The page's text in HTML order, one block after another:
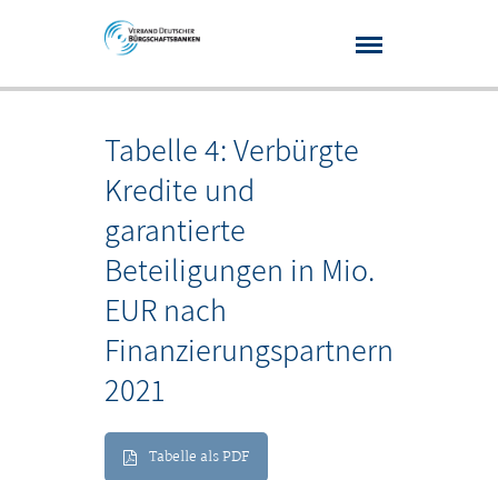
Tabelle 4: Verbürgte
Kredite und
garantierte
Beteiligungen in Mio.
EUR nach
Finanzierungspartnern
2021
Tabelle als PDF